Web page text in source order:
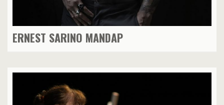
ERNEST SARINO MANDAP